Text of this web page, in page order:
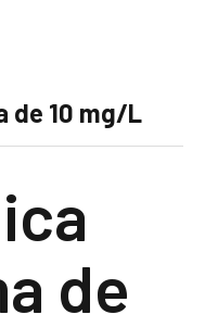
de 10 mg/L
de